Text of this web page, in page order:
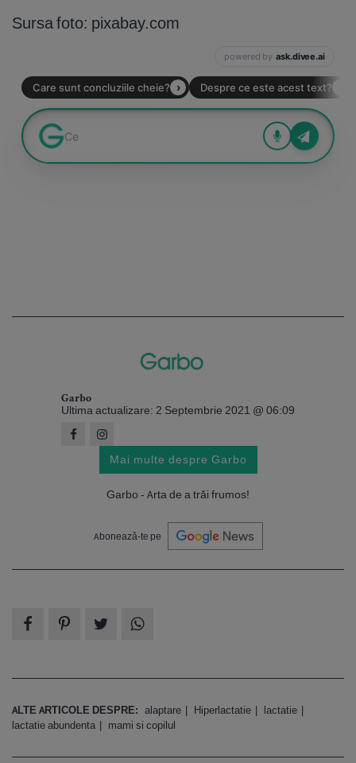
Sursa foto: pixabay.com
Garbo
Ultima actualizare: 2 Septembrie 2021 @ 06:09
Mai multe despre Garbo
Garbo - Arta de a trăi frumos!
Abonează-te pe
ALTE ARTICOLE DESPRE: alaptare Hiperlactatie
lactatie
lactatie abundenta
mami si copilul